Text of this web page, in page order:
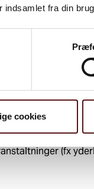
indsamlet fra din
cookies
ikke var
(fx afskærmning
nej)
(fx